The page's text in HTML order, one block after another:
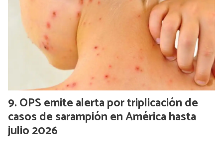
OPS emite alerta por triplicación de
casos de sarampión en América hasta
julio 2026